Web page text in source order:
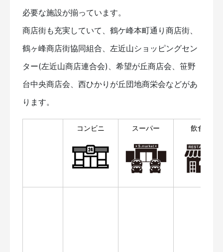
必要な施設が揃っています。
商店街も充実していて、鶴ケ峰本町通り商店街、
鶴ヶ峰商店街協同組合、左近山ショッピングセン
ター(左近山商店連合会)、希望が丘商店会、笹野
台中央商店会、西ひかりが丘団地商栄会などがあ
ります。
コンビニ スーパー 飲食店